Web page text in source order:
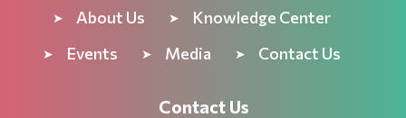
About Us
Knowledge Center
Events
Media Contact Us
Contact Us